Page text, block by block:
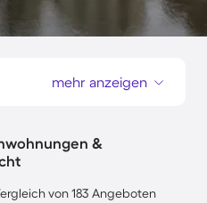
mehr anzeigen
&
von 183 Angeboten